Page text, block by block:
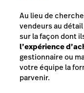
Au lieu de
vendeurs au
sur la façon dont
l’expérience
gestionnaire ou
votre équipe la
parvenir.